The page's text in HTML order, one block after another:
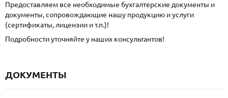
Предоставляем все необходимые бухгалтерские документы и
документы, сопровождающие нашу продукцию и услуги
(сертификаты, лицензии и т.п.)!
Подробности уточняйте у наших консультантов!
ДОКУМЕНТЫ